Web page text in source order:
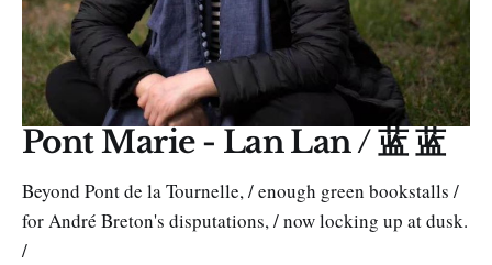
Pont Marie - Lan Lan / 蓝 蓝
Beyond Pont de la Tournelle, / enough green bookstalls /
for André Breton's disputations, / now locking up at dusk.
/